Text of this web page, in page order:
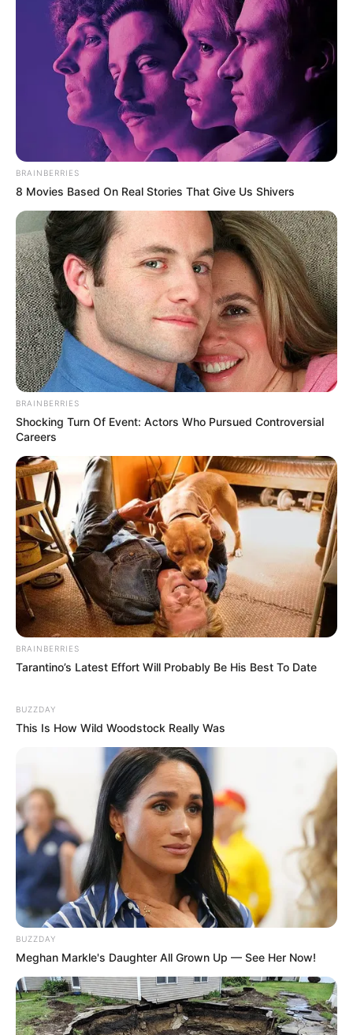
BRAINBERRIES
8 Movies Based On Real Stories That Give Us Shivers
BRAINBERRIES
Shocking Turn Of Event: Actors Who Pursued Controversial
Careers
BRAINBERRIES
Tarantino’s Latest Effort Will Probably Be His Best To Date
BUZZDAY
This Is How Wild Woodstock Really Was
BUZZDAY
Meghan Markle's Daughter All Grown Up — See Her Now!